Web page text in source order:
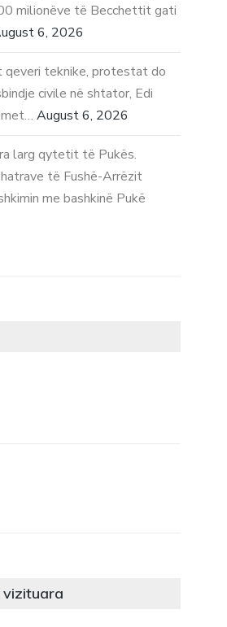
milionëve të Becchettit gati
6, 2026
teknike, protestat do
civile në shtator, Edi
August 6, 2026
larg qytetit të Pukës.
të Fushë-Arrëzit
me bashkinë Pukë